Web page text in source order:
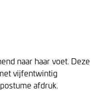
naar haar voet. Deze
vijfentwintig
afdruk.